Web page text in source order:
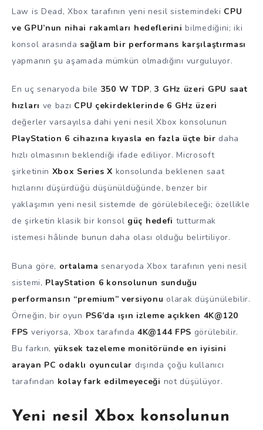
Law is Dead, Xbox tarafının yeni nesil sistemindeki CPU
ve GPU’nun nihai rakamları hedeflerini bilmediğini; iki
konsol arasındasağlam bir performans karşılaştırması
yapmanın şu aşamada mümkün olmadığını vurguluyor.
En uç senaryoda bile 350 W TDP,3 GHz üzeri GPU saat
hızları ve bazı CPU çekirdeklerinde 6 GHz üzeri
değerler varsayılsa dahi yeni nesil Xbox konsolunun
PlayStation 6 cihazına kıyasla en fazla üçte bir daha
hızlı olmasının beklendiği ifade ediliyor. Microsoft
şirketinin Xbox Series X konsolunda beklenen saat
hızlarını düşürdüğü düşünüldüğünde, benzer bir
yaklaşımın yeni nesil sistemde de görülebileceği; özellikle
de şirketin klasik bir konsol güç hedefi tutturmak
istemesi hâlinde bunun daha olası olduğu belirtiliyor.
Buna göre, ortalama senaryoda Xbox tarafının yeni nesil
sistemi, PlayStation 6 konsolunun sunduğu
performansın “premium” versiyonu olarak düşünülebilir.
Örneğin, bir oyun PS6’da ışın izleme açıkken 4K@120
FPS veriyorsa, Xbox tarafında4K@144 FPS görülebilir.
Bu farkın, yüksek tazeleme monitöründe en iyisini
arayan PC odaklı oyuncular dışında çoğu kullanıcı
tarafından kolay fark edilmeyeceği not düşülüyor.
Yeni nesil Xbox konsolunun